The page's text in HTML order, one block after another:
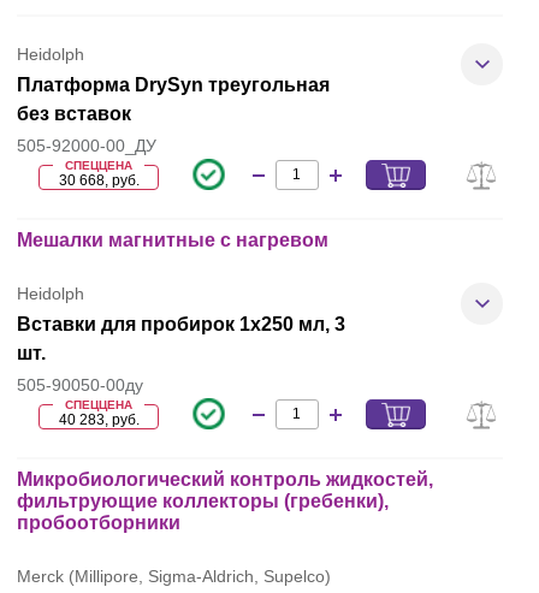
Heidolph
Платформа DrySyn треугольная
без вставок
505-92000-00_ДУ
СПЕЦЦЕНА
30 668, руб.
Мешалки магнитные с нагревом
Heidolph
Вставки для пробирок 1х250 мл, 3
шт.
505-90050-00ду
СПЕЦЦЕНА
40 283, руб.
Микробиологический контроль жидкостей,
фильтрующие коллекторы (гребенки),
пробоотборники
Merck (Millipore, Sigma-Aldrich, Supelco)